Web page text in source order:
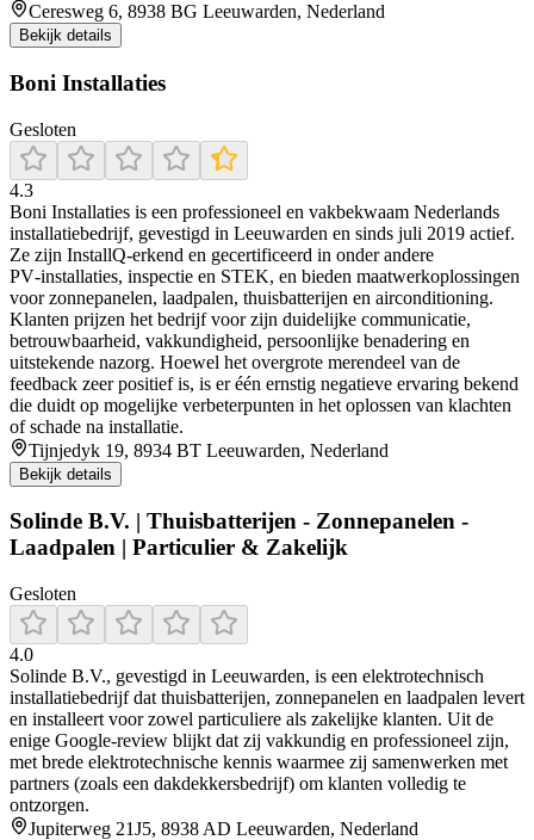
Ceresweg 6, 8938 BG Leeuwarden, Nederland
Bekijk details
Boni Installaties
Gesloten
4.3
Boni Installaties is een professioneel en vakbekwaam Nederlands
installatiebedrijf, gevestigd in Leeuwarden en sinds juli 2019 actief.
Ze zijn InstallQ‑erkend en gecertificeerd in onder andere
PV‑installaties, inspectie en STEK, en bieden maatwerkoplossingen
voor zonnepanelen, laadpalen, thuisbatterijen en airconditioning.
Klanten prijzen het bedrijf voor zijn duidelijke communicatie,
betrouwbaarheid, vakkundigheid, persoonlijke benadering en
uitstekende nazorg. Hoewel het overgrote merendeel van de
feedback zeer positief is, is er één ernstig negatieve ervaring bekend
die duidt op mogelijke verbeterpunten in het oplossen van klachten
of schade na installatie.
Tijnjedyk 19, 8934 BT Leeuwarden, Nederland
Bekijk details
Solinde B.V. | Thuisbatterijen - Zonnepanelen -
Laadpalen | Particulier & Zakelijk
Gesloten
4.0
Solinde B.V., gevestigd in Leeuwarden, is een elektrotechnisch
installatiebedrijf dat thuisbatterijen, zonnepanelen en laadpalen levert
en installeert voor zowel particuliere als zakelijke klanten. Uit de
enige Google‑review blijkt dat zij vakkundig en professioneel zijn,
met brede elektrotechnische kennis waarmee zij samenwerken met
partners (zoals een dakdekkersbedrijf) om klanten volledig te
ontzorgen.
Jupiterweg 21J5, 8938 AD Leeuwarden, Nederland